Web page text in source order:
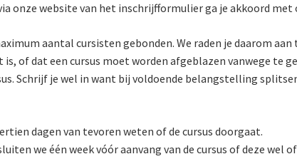
onze website van het inschrijfformulier ga je akkoord met
aantal cursisten gebonden. We raden je daarom
of dat een cursus moet worden afgeblazen vanwege te
Schrijf je wel in want bij voldoende belangstelling
dagen van tevoren weten of de cursus doorgaat.
we één week vóór aanvang van de cursus of deze